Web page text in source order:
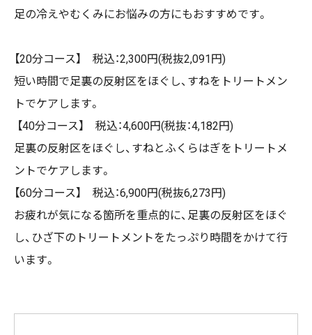
足の冷えやむくみにお悩みの方にもおすすめです。
【20分コース】 税込：2,300円(税抜2,091 円)
短い時間で足裏の反射区をほぐし、すねをトリートメン
トでケアします。
【40分コース】 税込：4,600円(税抜：4,182円)
足裏の反射区をほぐし、すねとふくらはぎをトリートメ
ントでケアします。
【60分コース】 税込：6,900円(税抜6,273 円)
お疲れが気になる箇所を重点的に、足裏の反射区をほぐ
し、ひざ下のトリートメントをたっぷり時間をかけて行
います。